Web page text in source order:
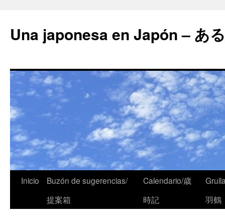
Una japonesa en Japón – あ
Inicio
Buzón de sugerencias/
提案箱
Calendario/歳
時記
羽鶴